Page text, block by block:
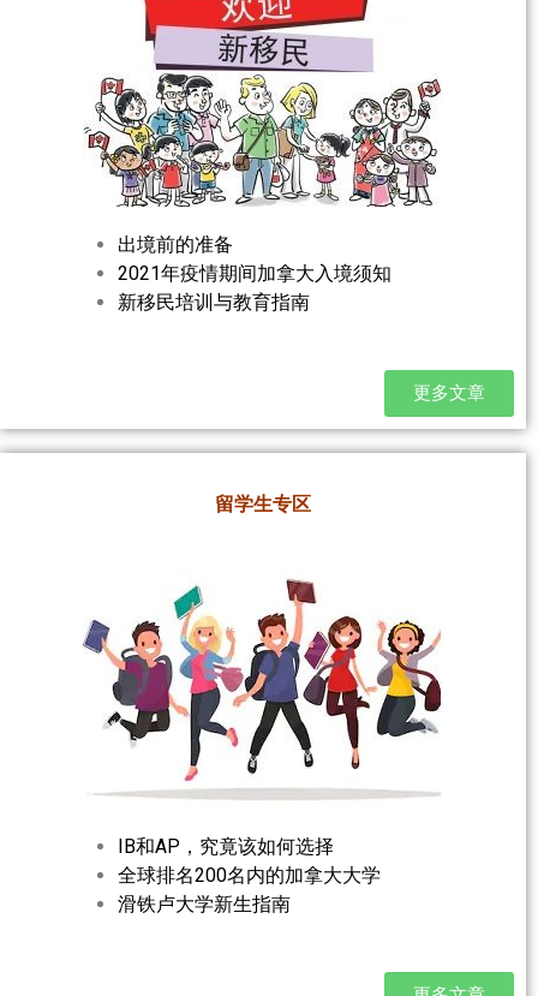
出境前的准备
2021年疫情期间加拿大入境须知
新移民培训与教育指南
更多文章
留学生专区
IB和AP，究竟该如何选择
全球排名200名内的加拿大大学
滑铁卢大学新生指南